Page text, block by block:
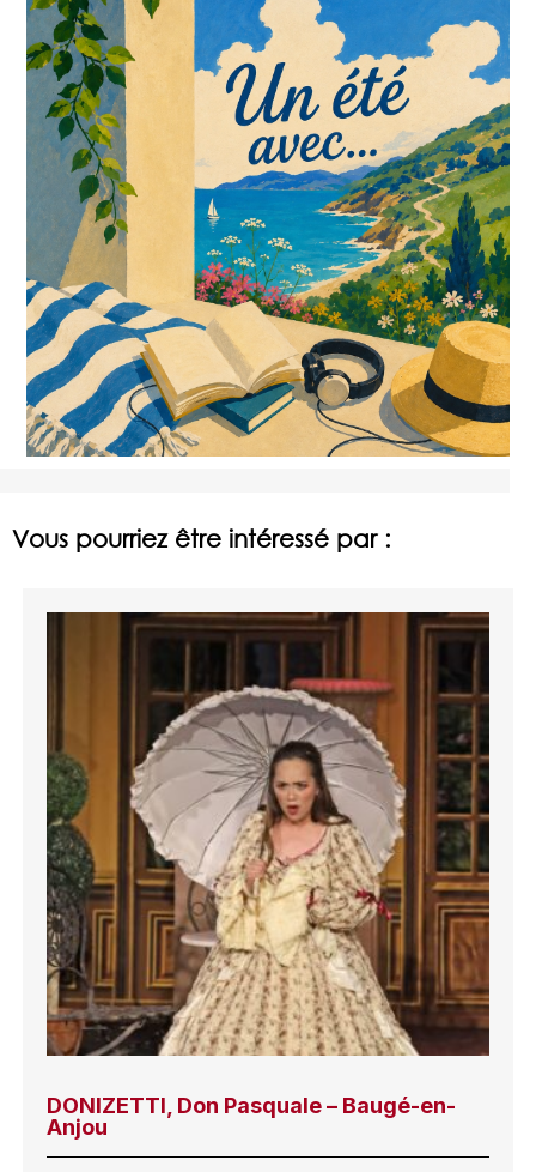
Vous pourriez être intéressé par :
DONIZETTI, Don Pasquale – Baugé-en-
Anjou